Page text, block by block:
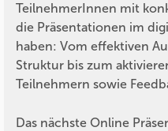
TeilnehmerInnen mit
die Präsentationen im
haben: Vom effektiven
Struktur bis zum
Teilnehmern sowie
Das nächste Online